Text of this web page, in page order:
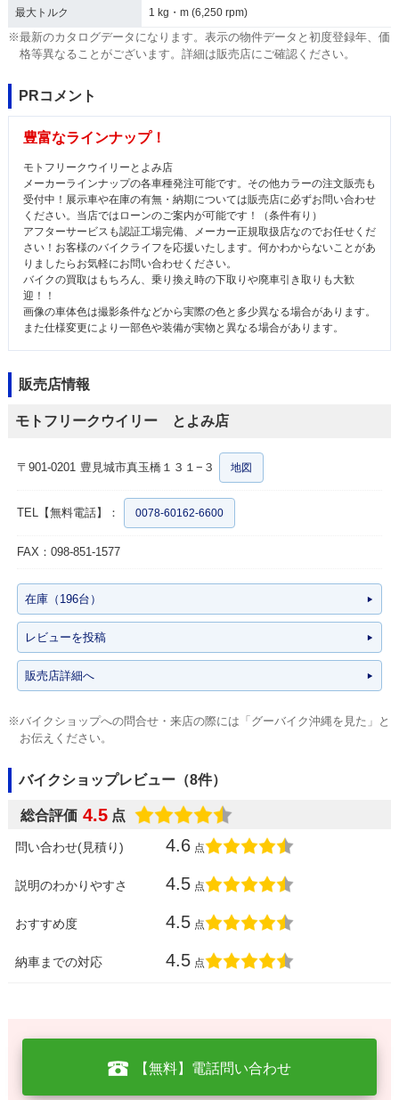
最大トルク 1 kg・m (6,250 rpm)
※最新のカタログデータになります。表示の物件データと初度登録年、価
格等異なることがございます。詳細は販売店にご確認ください。
PRコメント
豊富なラインナップ！
モトフリークウイリーとよみ店
メーカーラインナップの各車種発注可能です。その他カラーの注文販売も
受付中！展示車や在庫の有無・納期については販売店に必ずお問い合わせ
ください。当店ではローンのご案内が可能です！（条件有り）
アフターサービスも認証工場完備、メーカー正規取扱店なのでお任せくだ
さい！お客様のバイクライフを応援いたします。何かわからないことがあ
りましたらお気軽にお問い合わせください。
バイクの買取はもちろん、乗り換え時の下取りや廃車引き取りも大歓
迎！！
画像の車体色は撮影条件などから実際の色と多少異なる場合があります。
また仕様変更により一部色や装備が実物と異なる場合があります。
販売店情報
モトフリークウイリー とよみ店
〒901-0201 豊見城市真玉橋１３１−３ 地図
TEL【無料電話】： 0078-60162-6600
FAX：098-851-1577
在庫（196台）
レビューを投稿
販売店詳細へ
※バイクショップへの問合せ・来店の際には「グーバイク沖縄を見た」と
お伝えください。
バイクショップレビュー（8件）
総合評価 4.5 点
問い合わせ(見積り) 4.6 点
説明のわかりやすさ 4.5 点
おすすめ度 4.5 点
納車までの対応 4.5 点
【無料】電話問い合わせ